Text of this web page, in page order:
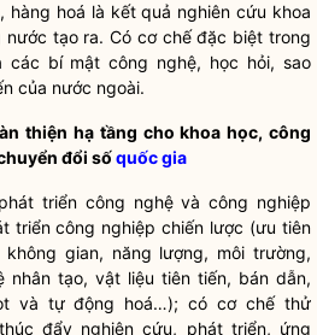
hàng hoá là kết quả nghiên cứu khoa
tạo ra. Có cơ chế đặc biệt trong
các bí mật công nghệ, học hỏi, sao
của nước ngoài.
thiện hạ tầng cho khoa học, công
đổi sốquốc gia
triển công nghệ và công nghiệp
triển công nghiệp chiến lược (ưu tiên
gian, năng lượng, môi trường,
nhân tạo, vật liệu tiên tiến, bán dẫn,
và tự động hoá…); có cơ chế thử
đẩy nghiên cứu, phát triển, ứng